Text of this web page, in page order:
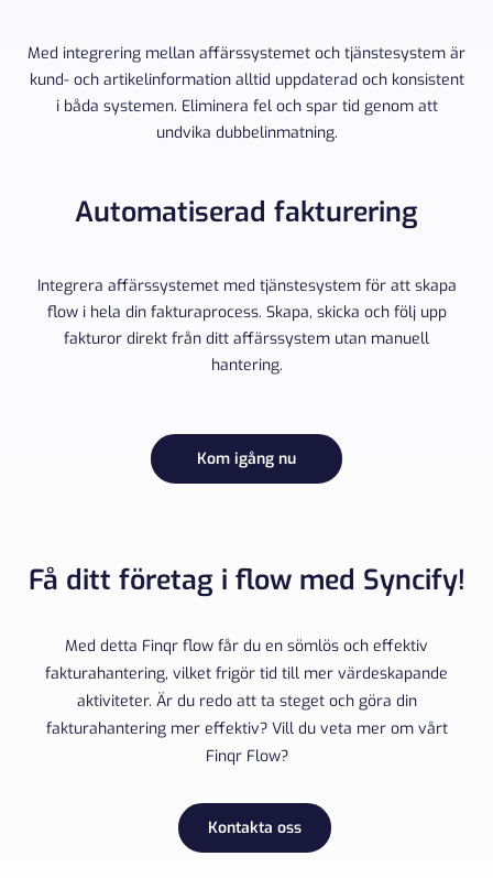
Med integrering mellan affärssystemet och tjänstesystem är
kund- och artikelinformation alltid uppdaterad och konsistent
i båda systemen. Eliminera fel och spar tid genom att
undvika dubbelinmatning.
Automatiserad fakturering
Integrera affärssystemet med tjänstesystem för att skapa
flow i hela din fakturaprocess. Skapa, skicka och följ upp
fakturor direkt från ditt affärssystem utan manuell
hantering.
Kom igång nu
Få ditt företag i flow med Syncify!
Med detta Finqr flow får du en sömlös och effektiv
fakturahantering, vilket frigör tid till mer värdeskapande
aktiviteter. Är du redo att ta steget och göra din
fakturahantering mer effektiv? Vill du veta mer om vårt
Finqr Flow?
Kontakta oss